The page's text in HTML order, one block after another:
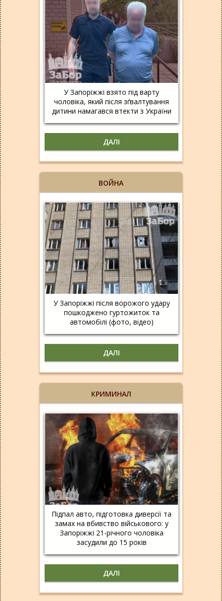
У Запоріжжі взято під варту
чоловіка, який після зґвалтування
дитини намагався втекти з України
ДАЛІ
ВОЙНА
У Запоріжжі після ворожого удару
пошкоджено гуртожиток та
автомобілі (фото, відео)
ДАЛІ
КРИМИНАЛ
Підпал авто, підготовка диверсії та
замах на вбивство військового: у
Запоріжжі 21-річного чоловіка
засудили до 15 років
ДАЛІ